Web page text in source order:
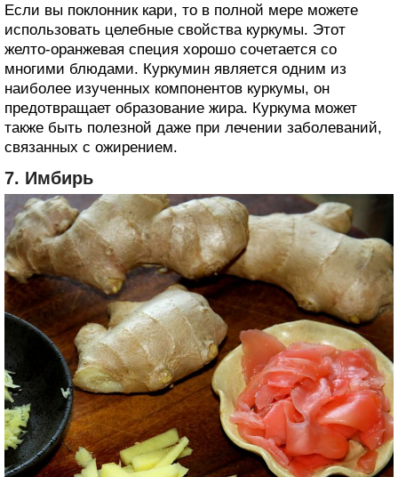
Если вы поклонник кари, то в полной мере можете
использовать целебные свойства куркумы. Этот
желто-оранжевая специя хорошо сочетается со
многими блюдами. Куркумин является одним из
наиболее изученных компонентов куркумы, он
предотвращает образование жира. Куркума может
также быть полезной даже при лечении заболеваний,
связанных с ожирением.
7. Имбирь